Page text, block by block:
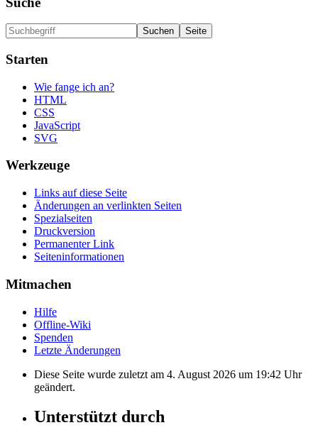
Starten
Wie fange ich an?
HTML
CSS
JavaScript
SVG
Werkzeuge
Links auf diese Seite
Änderungen an verlinkten Seiten
Spezialseiten
Druckversion
Permanenter Link
Seiten­informationen
Mitmachen
Hilfe
Offline-Wiki
Spenden
Letzte Änderungen
Diese Seite wurde zuletzt am 4. August 2026 um 19:42 Uhr
geändert.
Unterstützt durch